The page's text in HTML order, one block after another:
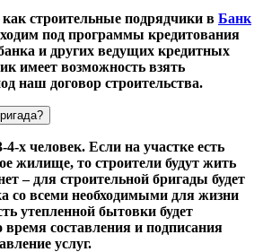
строительные подрядчики в Банк
под программы кредитования
и других ведущих кредитных
имеет возможность взять
наш договор строительства.
4-х человек. Если на участке есть
жилище, то строители будут жить
– для строительной бригады будет
со всеми необходимыми для жизни
утепленной бытовки будет
составления и подписания
услуг.